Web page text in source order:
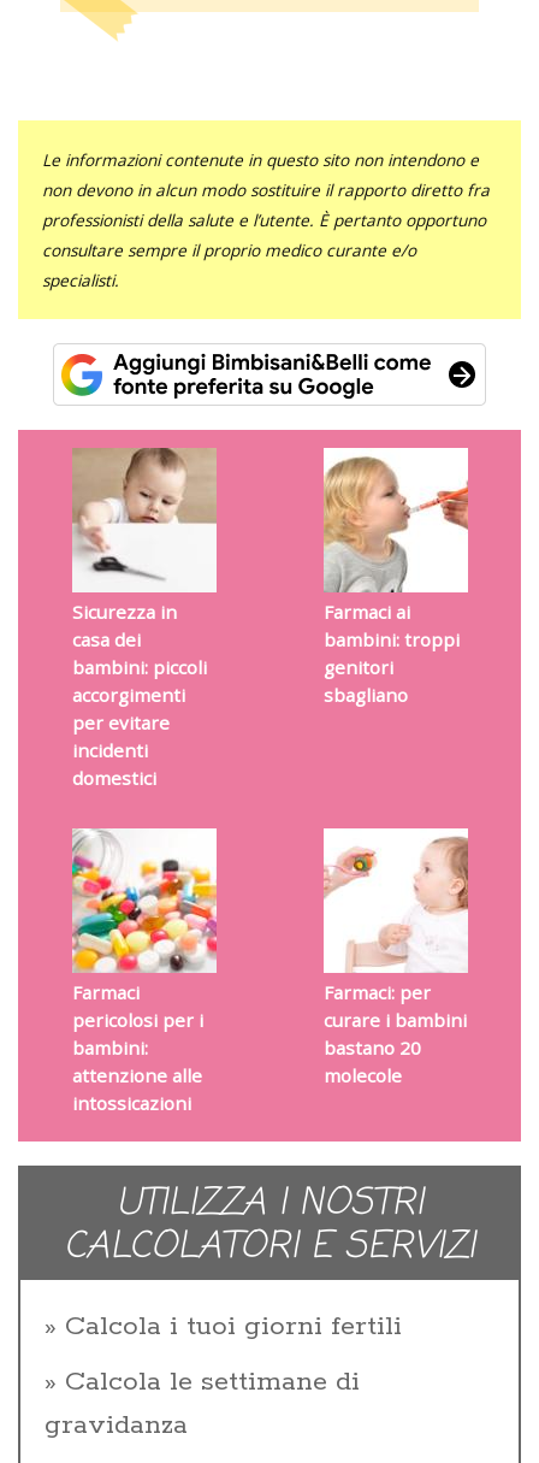
Le informazioni contenute in questo sito non intendono e
non devono in alcun modo sostituire il rapporto diretto fra
professionisti della salute e l’utente. È pertanto opportuno
consultare sempre il proprio medico curante e/o
specialisti.
Sicurezza in
casa dei
bambini: piccoli
accorgimenti
per evitare
incidenti
domestici
Farmaci ai
bambini: troppi
genitori
sbagliano
Farmaci
pericolosi per i
bambini:
attenzione alle
intossicazioni
Farmaci: per
curare i bambini
bastano 20
molecole
UTILIZZA I NOSTRI
CALCOLATORI E SERVIZI
Calcola i tuoi giorni fertili
Calcola le settimane di
gravidanza